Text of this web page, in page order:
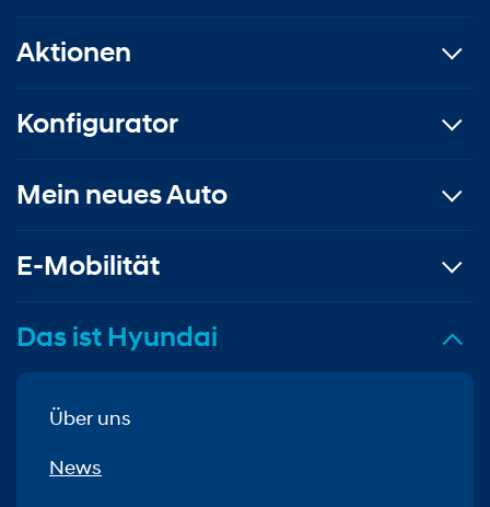
Aktionen
Konfigurator
Mein neues Auto
E-Mobilität
Das ist Hyundai
Über uns
News